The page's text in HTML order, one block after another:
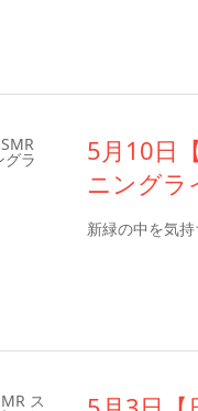
5月10日
ニングラ
新緑の中を気